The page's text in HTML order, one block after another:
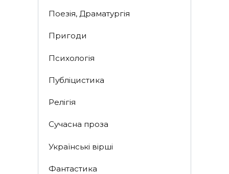
Поезія, Драматургія
Пригоди
Психологія
Публіцистика
Релігія
Сучасна проза
Українські вірші
Фантастика